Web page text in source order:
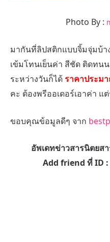
Photo By :
มากันที่ลิปสติกแบบจิ้มจุ่มบ้า
เข้มโทนเย็นค่า สีชัด ติดทน
ระหว่างวันก็ได้ราคาประม
คะ ต้องพรีออเดอร์เอาค่า แ
ขอบคุณข้อมูลดีๆ จาก
อัพเดทข่าวสารนิตยส
Add friend ที่ ID :